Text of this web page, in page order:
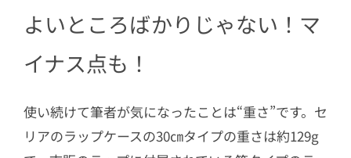
よいところばかりじゃない！マ
イナス点も！
使い続けて筆者が気になったことは“重さ”です。セ
リアのラップケースの30㎝タイプの重さは約129g